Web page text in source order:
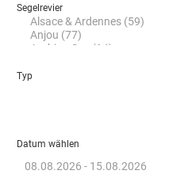
Segelrevier
Typ
Datum wählen